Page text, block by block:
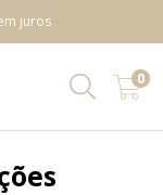
juros
0